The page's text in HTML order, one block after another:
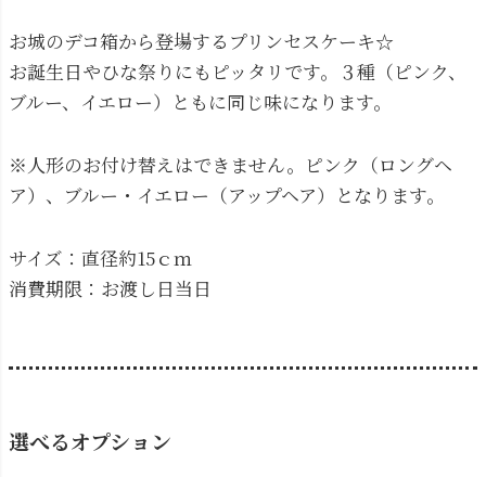
お城のデコ箱から登場するプリンセスケーキ☆
お誕生日やひな祭りにもピッタリです。３種（ピンク、
ブルー、イエロー）ともに同じ味になります。
※人形のお付け替えはできません。ピンク（ロングヘ
ア）、ブルー・イエロー（アップヘア）となります。
サイズ：直径約15ｃｍ
消費期限：お渡し日当日
選べるオプション